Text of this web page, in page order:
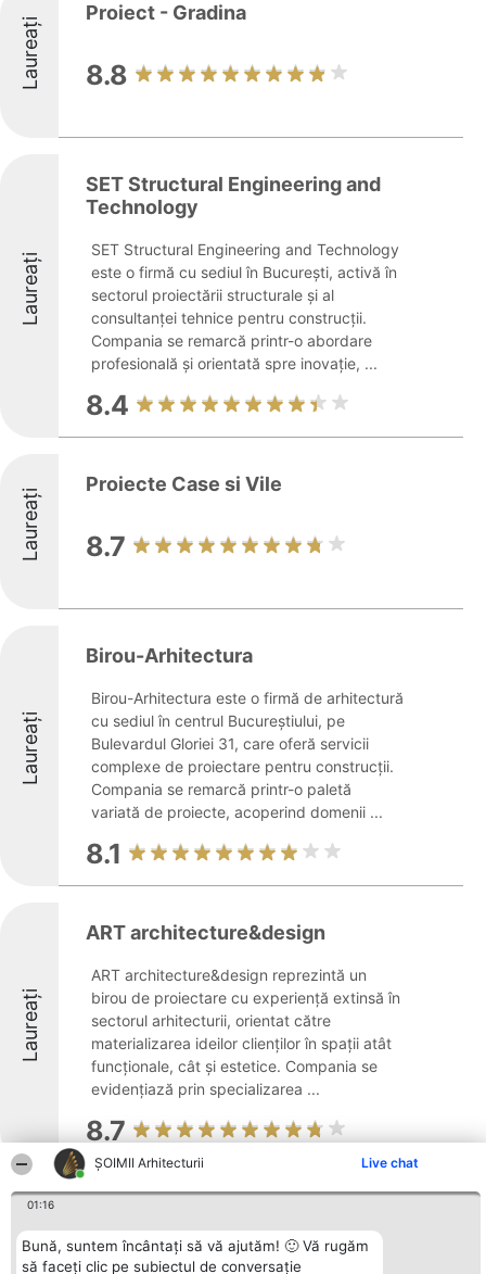
ȘOIMII Arhitecturii Live chat
01:16
Bună, suntem încântați să vă ajutăm! 🙂 Vă rugăm
să faceți clic pe subiectul de conversație
Laureați
Proiect - Gradina
8.8
Laureați
SET Structural Engineering and
Technology
SET Structural Engineering and Technology
este o firmă cu sediul în București, activă în
sectorul proiectării structurale și al
consultanței tehnice pentru construcții.
Compania se remarcă printr-o abordare
profesională și orientată spre inovație, ...
8.4
Laureați
Proiecte Case si Vile
8.7
Laureați
Birou-Arhitectura
Birou-Arhitectura este o firmă de arhitectură
cu sediul în centrul Bucureștiului, pe
Bulevardul Gloriei 31, care oferă servicii
complexe de proiectare pentru construcții.
Compania se remarcă printr-o paletă
variată de proiecte, acoperind domenii ...
8.1
Laureați
ART architecture&design
ART architecture&design reprezintă un
birou de proiectare cu experiență extinsă în
sectorul arhitecturii, orientat către
materializarea ideilor clienților în spații atât
funcționale, cât și estetice. Compania se
evidențiază prin specializarea ...
8.7
Fondat în 1994 în București de arhitectul